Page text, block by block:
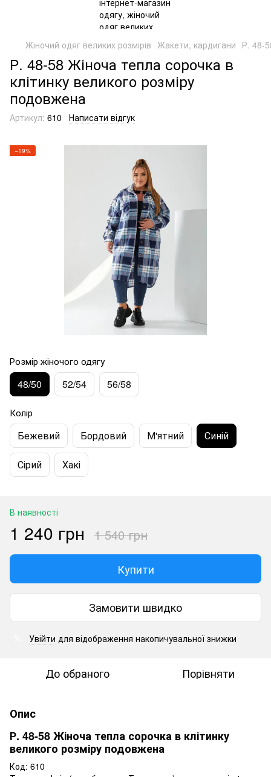
Жіночий одяг великих розмірів Жакети, кардигани Р. 48-
Р. 48-58 Жіноча тепла сорочка в
клітинку великого розміру
подовжена
Артикул: 610 Написати відгук
−19%
Розмір жіночого одягу
48/50 52/54 56/58
Колір
Бежевий Бордовий М'ятний Синій
Сірий Хакі
В наявності
1 240 грн 1 540 грн
Купити
Замовити швидко
Увійти для відображення накопичувальної знижки
До обраного Порівняти
Опис
Р. 48-58 Жіноча тепла сорочка в клітинку
великого розміру подовжена
Код: 610